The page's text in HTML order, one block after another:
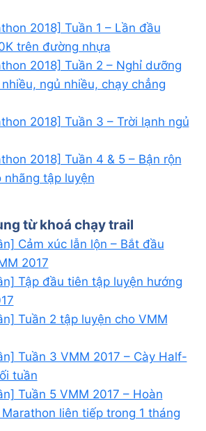
2018] Tuần 1 – Lần đầu
trên đường nhựa
2018] Tuần 2 – Nghỉ dưỡng
ngủ nhiều, chạy chẳng
2018] Tuần 3 – Trời lạnh ngủ
2018] Tuần 4 & 5 – Bận rộn
nhãng tập luyện
từ khoá chạy trail
Cảm xúc lẫn lộn – Bắt đầu
2017
Tập đầu tiên tập luyện hướng
Tuần 2 tập luyện cho VMM
Tuần 3 VMM 2017 – Cày Half-
tuần
Tuần 5 VMM 2017 – Hoàn
liên tiếp trong 1 tháng